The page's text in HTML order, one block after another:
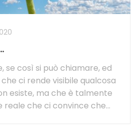
se così si può chiamare, ed
ci rende visibile qualcosa
esiste, ma che è talmente
che ci convince che...